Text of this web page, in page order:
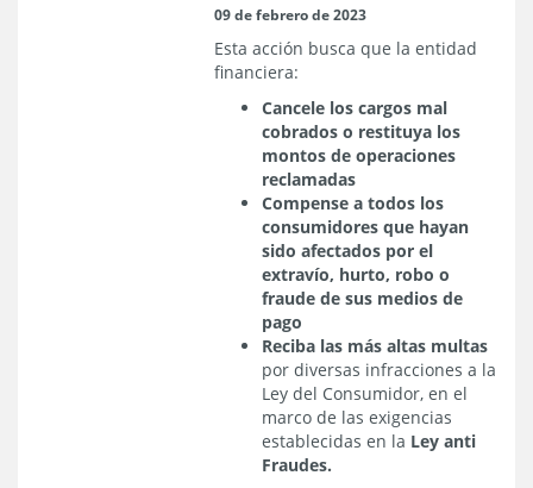
09 de febrero de 2023
Esta acción busca que la entidad
financiera:
Cancele los cargos mal
cobrados o restituya los
montos de operaciones
reclamadas
Compense a todos los
consumidores que hayan
sido afectados por el
extravío, hurto, robo o
fraude de sus medios de
pago
Reciba las más altas multas
por diversas infracciones a la
Ley del Consumidor, en el
marco de las exigencias
establecidas en la Ley anti
Fraudes.